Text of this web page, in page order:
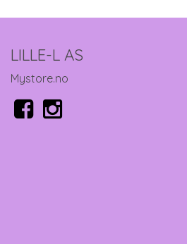
LILLE-L AS
Mystore.no